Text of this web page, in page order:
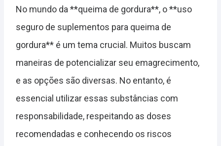
No mundo da **queima de gordura**, o **uso
seguro de suplementos para queima de
gordura** é um tema crucial. Muitos buscam
maneiras de potencializar seu emagrecimento,
e as opções são diversas. No entanto, é
essencial utilizar essas substâncias com
responsabilidade, respeitando as doses
recomendadas e conhecendo os riscos